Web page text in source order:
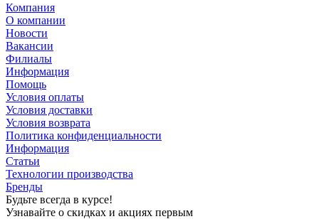
Компания
О компании
Новости
Вакансии
Филиалы
Информация
Помощь
Условия оплаты
Условия доставки
Условия возврата
Политика конфиденциальности
Информация
Статьи
Технологии производства
Бренды
Будьте всегда в курсе!
Узнавайте о скидках и акциях первым